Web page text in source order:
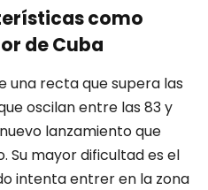
como
de Cuba
una recta que supera las
oscilan entre las 83 y
lanzamiento que
Su mayor dificultad es el
intenta entrer en la zona